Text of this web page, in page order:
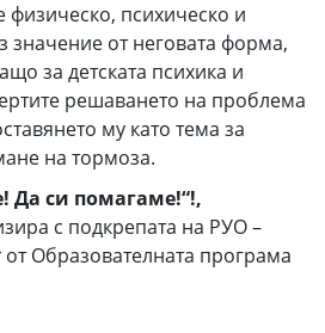
психическо и
от неговата форма,
за детската психика и
решаването на проблема
му като тема за
на тормоза.
Да си помагаме!“!,
с подкрепата на РУО –
Образователната програма